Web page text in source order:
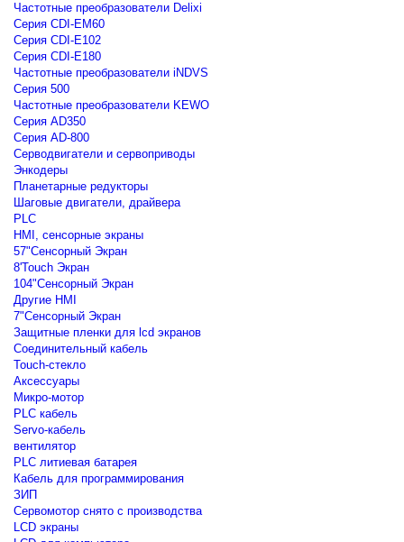
Частотные преобразователи Delixi
Серия CDI-EM60
Серия CDI-E102
Серия CDI-E180
Частотные преобразователи iNDVS
Серия 500
Частотные преобразователи KEWO
Серия AD350
Серия AD-800
Серводвигатели и сервоприводы
Энкодеры
Планетарные редукторы
Шаговые двигатели, драйвера
PLC
HMI, сенсорные экраны
57"Сенсорный Экран
8'Touch Экран
104"Сенсорный Экран
Другие HMI
7"Сенсорный Экран
Защитные пленки для lcd экранов
Соединительный кабель
Touch-стекло
Аксессуары
Микро-мотор
PLC кабель
Servo-кабель
вентилятор
PLC литиевая батарея
Кабель для программирования
ЗИП
Сервомотор снято с производства
LCD экраны